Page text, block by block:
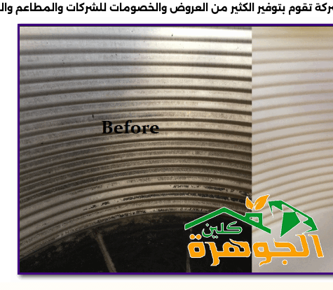
تقوم بتوفير الكثير من العروض والخصومات للشركات والمطاعم